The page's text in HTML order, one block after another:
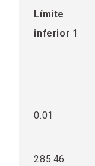
Límite
inferior 1
0.01
285.46